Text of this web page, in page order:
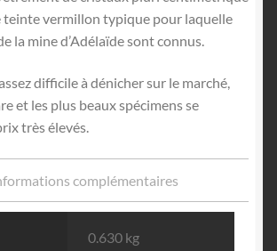
teinte vermillon typique pour laquelle
la mine d’Adélaïde sont connus.
difficile à dénicher sur le marché,
et les plus beaux spécimens se
très élevés.
complémentaires
0.630 kg